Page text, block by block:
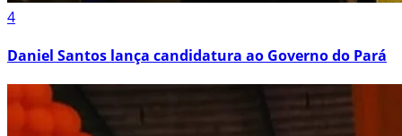
4
Daniel Santos lança candidatura ao Governo do Pará